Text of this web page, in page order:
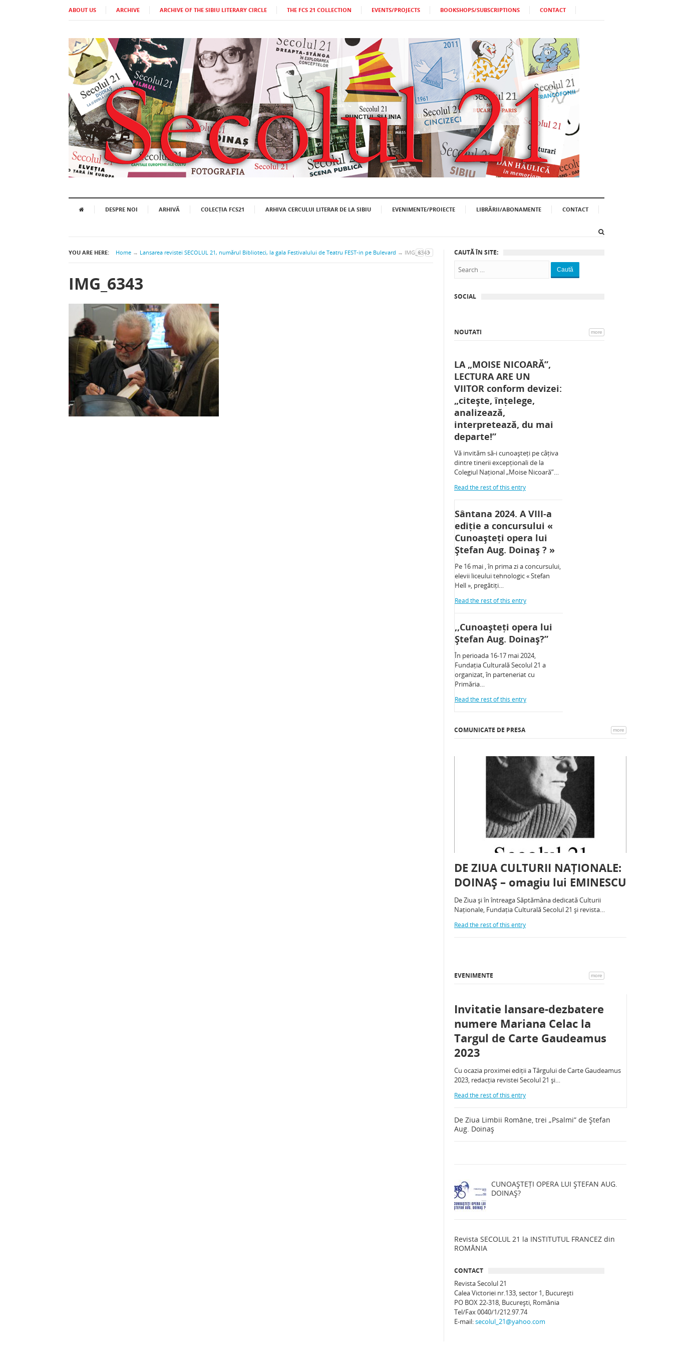
ABOUT US ARCHIVE ARCHIVE OF THE SIBIU LITERARY CIRCLE THE FCS 21 COLLECTION EVENTS/PROJECTS BOOKSHOPS/SUBSCRIPTIONS CONTACT
DESPRE NOI ARHIVĂ COLECȚIA FCS21 ARHIVA CERCULUI LITERAR DE LA SIBIU EVENIMENTE/PROIECTE LIBRĂRII/ABONAMENTE CONTACT
YOU ARE HERE: Home → Lansarea revistei SECOLUL 21, numărul Biblioteci, la gala Festivalului de Teatru FEST-in pe Bulevard → IMG_6343
IMG_6343
CAUTĂ ÎN SITE:
Caută
SOCIAL
NOUTATI more
LA „MOISE NICOARĂ”,
LECTURA ARE UN
VIITOR conform devizei:
„citește, înțelege,
analizează,
interpretează, du mai
departe!”
Vă invităm să-i cunoașteți pe câțiva
dintre tinerii excepționali de la
Colegiul Național „Moise Nicoară”…
Read the rest of this entry
Sântana 2024. A VIII-a
ediție a concursului «
Cunoașteți opera lui
Ștefan Aug. Doinaș ? »
Pe 16 mai , în prima zi a concursului,
elevii liceului tehnologic « Stefan
Hell », pregătiți…
Read the rest of this entry
,,Cunoașteți opera lui
Ștefan Aug. Doinaș?”
În perioada 16-17 mai 2024,
Fundația Culturală Secolul 21 a
organizat, în parteneriat cu
Primăria…
Read the rest of this entry
COMUNICATE DE PRESA more
DE ZIUA CULTURII NAȚIONALE:
DOINAȘ – omagiu lui EMINESCU
De Ziua și în întreaga Săptămâna dedicată Culturii
Naționale, Fundația Culturală Secolul 21 și revista…
Read the rest of this entry
EVENIMENTE more
Invitatie lansare-dezbatere
numere Mariana Celac la
Targul de Carte Gaudeamus
2023
Cu ocazia proximei ediții a Târgului de Carte Gaudeamus
2023, redacția revistei Secolul 21 și…
Read the rest of this entry
De Ziua Limbii Române, trei „Psalmi” de Ștefan
Aug. Doinaș
CUNOAȘTEȚI OPERA LUI ȘTEFAN AUG.
DOINAȘ?
Revista SECOLUL 21 la INSTITUTUL FRANCEZ din
ROMÂNIA
CONTACT
Revista Secolul 21
Calea Victoriei nr.133, sector 1, Bucureşti
PO BOX 22-318, București, România
Tel/Fax 0040/1/212.97.74
E-mail:secolul_21@yahoo.com